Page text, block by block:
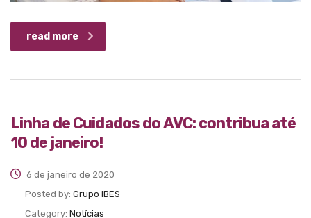
read more
Linha de Cuidados do AVC: contribua até
10 de janeiro!
6 de janeiro de 2020
Posted by: Grupo IBES
Category: Notícias